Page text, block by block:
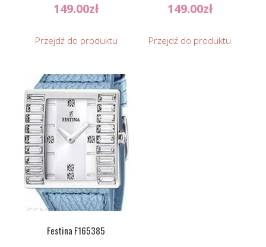
149.00zł
Przejdź do produktu
149.00zł
Przejdź do produktu
Festina F165385